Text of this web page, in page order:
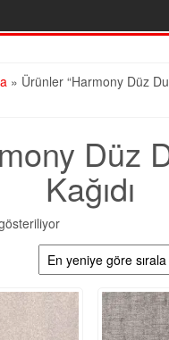
» Ürünler “Harmony Düz
Düz
Kağıdı
En
yeniye
göre
sıralandı